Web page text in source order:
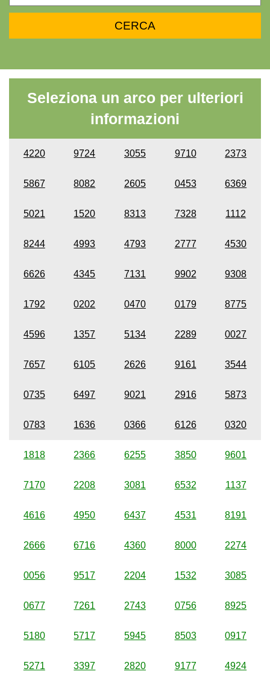
Seleziona un arco per ulteriori
informazioni
4220 9724 3055 9710 2373
5867 8082 2605 0453 6369
5021 1520 8313 7328 1112
8244 4993 4793 2777 4530
6626 4345 7131 9902 9308
1792 0202 0470 0179 8775
4596 1357 5134 2289 0027
7657 6105 2626 9161 3544
0735 6497 9021 2916 5873
0783 1636 0366 6126 0320
1818 2366 6255 3850 9601
7170 2208 3081 6532 1137
4616 4950 6437 4531 8191
2666 6716 4360 8000 2274
0056 9517 2204 1532 3085
0677 7261 2743 0756 8925
5180 5717 5945 8503 0917
5271 3397 2820 9177 4924